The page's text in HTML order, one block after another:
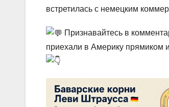
встретилась с немецким
Признавайтесь в
приехали в Америку прямиком